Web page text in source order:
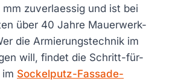
zuverlaessig und ist bei
über 40 Jahre Mauerwerk-
die Armierungstechnik im
will, findet die Schritt-für-
Sockelputz-Fassade-